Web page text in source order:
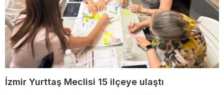
İzmir Yurttaş Meclisi 15 ilçeye ulaştı